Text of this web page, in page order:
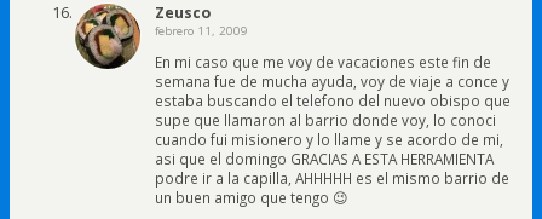
Zeusco
febrero 11, 2009
En mi caso que me voy de vacaciones este fin de
semana fue de mucha ayuda, voy de viaje a conce y
estaba buscando el telefono del nuevo obispo que
supe que llamaron al barrio donde voy, lo conoci
cuando fui misionero y lo llame y se acordo de mi,
asi que el domingo GRACIAS A ESTA HERRAMIENTA
podre ir a la capilla, AHHHHH es el mismo barrio de
un buen amigo que tengo 😉